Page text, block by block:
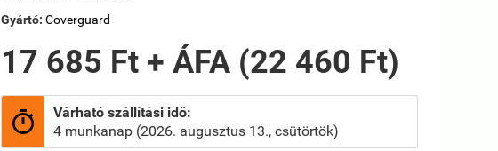
Gyártó:Coverguard
17 685 Ft + ÁFA (22 460 Ft)

Várható szállítási idő:
4 munkanap (2026. augusztus 13., csütörtök)